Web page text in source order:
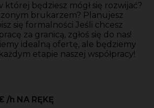
której będziesz mógł się rozwijać?
brukarzem? Planujesz
się formalności Jeśli chcesz
za granicą, zgłoś się do nas!
idealną ofertę, ale będziemy
etapie naszej współpracy!
/h NA RĘKĘ